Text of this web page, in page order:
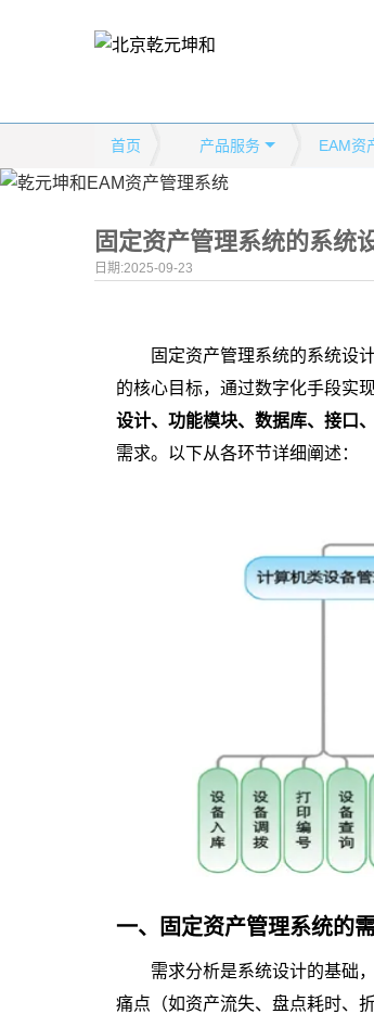
首页 产品服务 EAM资
固定资产管理系统的系统
日期:2025-09-23
固定资产管理系统的系统设
的核心目标，通过数字化手段实
设计、功能模块、数据库、接口
需求。以下从各环节详细阐述：
一、 固定资产管理系统的
需求分析是系统设计的基础
痛点（如资产流失、盘点耗时、